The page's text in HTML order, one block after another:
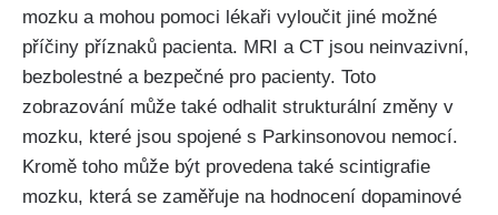
mozku a mohou pomoci lékaři vyloučit jiné možné
příčiny příznaků pacienta. MRI a CT jsou neinvazivní,
bezbolestné a bezpečné pro pacienty. Toto
zobrazování může také odhalit strukturální změny v
mozku, které jsou spojené s Parkinsonovou nemocí.
Kromě toho může být provedena také scintigrafie
mozku, která se zaměřuje na hodnocení dopaminové